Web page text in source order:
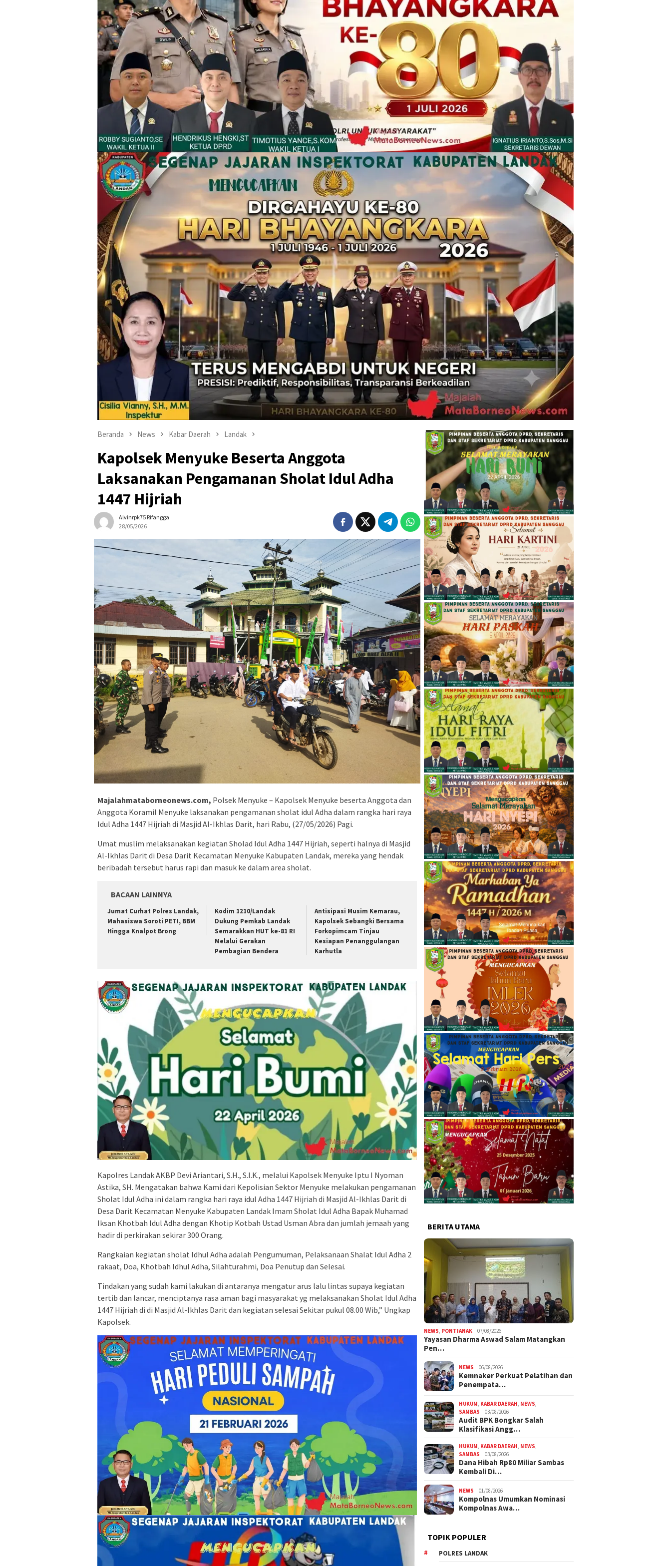
Beranda News Kabar Daerah Landak
Kapolsek Menyuke Beserta Anggota
Laksanakan Pengamanan Sholat Idul Adha
1447 Hijriah
Alvinrpk75 Rifangga
28/05/2026
Majalahmataborneonews.com, Polsek Menyuke – Kapolsek Menyuke beserta Anggota dan
Anggota Koramil Menyuke laksanakan pengamanan sholat idul Adha dalam rangka hari raya
Idul Adha 1447 Hijriah di Masjid Al-Ikhlas Darit, hari Rabu, (27/05/2026) Pagi.
Umat muslim melaksanakan kegiatan Sholad Idul Adha 1447 Hijriah, seperti halnya di Masjid
Al-Ikhlas Darit di Desa Darit Kecamatan Menyuke Kabupaten Landak, mereka yang hendak
beribadah tersebut harus rapi dan masuk ke dalam area sholat.
BACAAN LAINNYA
Jumat Curhat Polres Landak,
Mahasiswa Soroti PETI, BBM
Hingga Knalpot Brong
Kodim 1210/Landak
Dukung Pemkab Landak
Semarakkan HUT ke-81 RI
Melalui Gerakan
Pembagian Bendera
Antisipasi Musim Kemarau,
Kapolsek Sebangki Bersama
Forkopimcam Tinjau
Kesiapan Penanggulangan
Karhutla
Kapolres Landak AKBP Devi Ariantari, S.H., S.I.K., melalui Kapolsek Menyuke Iptu I Nyoman
Astika, SH. Mengatakan bahwa Kami dari Kepolisian Sektor Menyuke melakukan pengamanan
Sholat Idul Adha ini dalam rangka hari raya idul Adha 1447 Hijriah di Masjid Al-Ikhlas Darit di
Desa Darit Kecamatan Menyuke Kabupaten Landak Imam Sholat Idul Adha Bapak Muhamad
Iksan Khotbah Idul Adha dengan Khotip Kotbah Ustad Usman Abra dan jumlah jemaah yang
hadir di perkirakan sekirar 300 Orang.
Rangkaian kegiatan sholat Idhul Adha adalah Pengumuman, Pelaksanaan Shalat Idul Adha 2
rakaat, Doa, Khotbah Idhul Adha, Silahturahmi, Doa Penutup dan Selesai.
Tindakan yang sudah kami lakukan di antaranya mengatur arus lalu lintas supaya kegiatan
tertib dan lancar, menciptanya rasa aman bagi masyarakat yg melaksanakan Sholat Idul Adha
1447 Hijriah di di Masjid Al-Ikhlas Darit dan kegiatan selesai Sekitar pukul 08.00 Wib,” Ungkap
Kapolsek.
BERITA UTAMA
NEWS PONTIANAK 07/08/2026
Yayasan Dharma Aswad Salam Matangkan
Pen…
NEWS 06/08/2026
Kemnaker Perkuat Pelatihan dan
Penempata…
HUKUM KABAR DAERAH NEWS
SAMBAS
03/08/2026
Audit BPK Bongkar Salah
Klasifikasi Angg…
HUKUM KABAR DAERAH NEWS
SAMBAS
03/08/2026
Dana Hibah Rp80 Miliar Sambas
Kembali Di…
NEWS 01/08/2026
Kompolnas Umumkan Nominasi
Kompolnas Awa…
TOPIK POPULER
POLRES LANDAK